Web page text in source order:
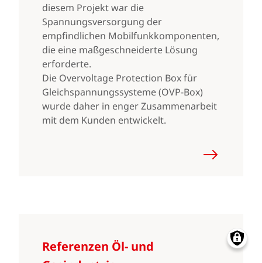
diesem Projekt war die
Spannungsversorgung der
empfindlichen Mobilfunkkomponenten,
die eine maßgeschneiderte Lösung
erforderte.
Die Overvoltage Protection Box für
Gleichspannungssysteme (OVP-Box)
wurde daher in enger Zusammenarbeit
mit dem Kunden entwickelt.
Referenzen Öl- und